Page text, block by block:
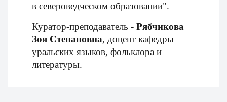
в североведческом образовании".
Куратор-преподаватель - Рябчикова
Зоя Степановна, доцент кафедры
уральских языков, фольклора и
литературы.